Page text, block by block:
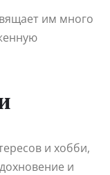
им много
и хобби,
и